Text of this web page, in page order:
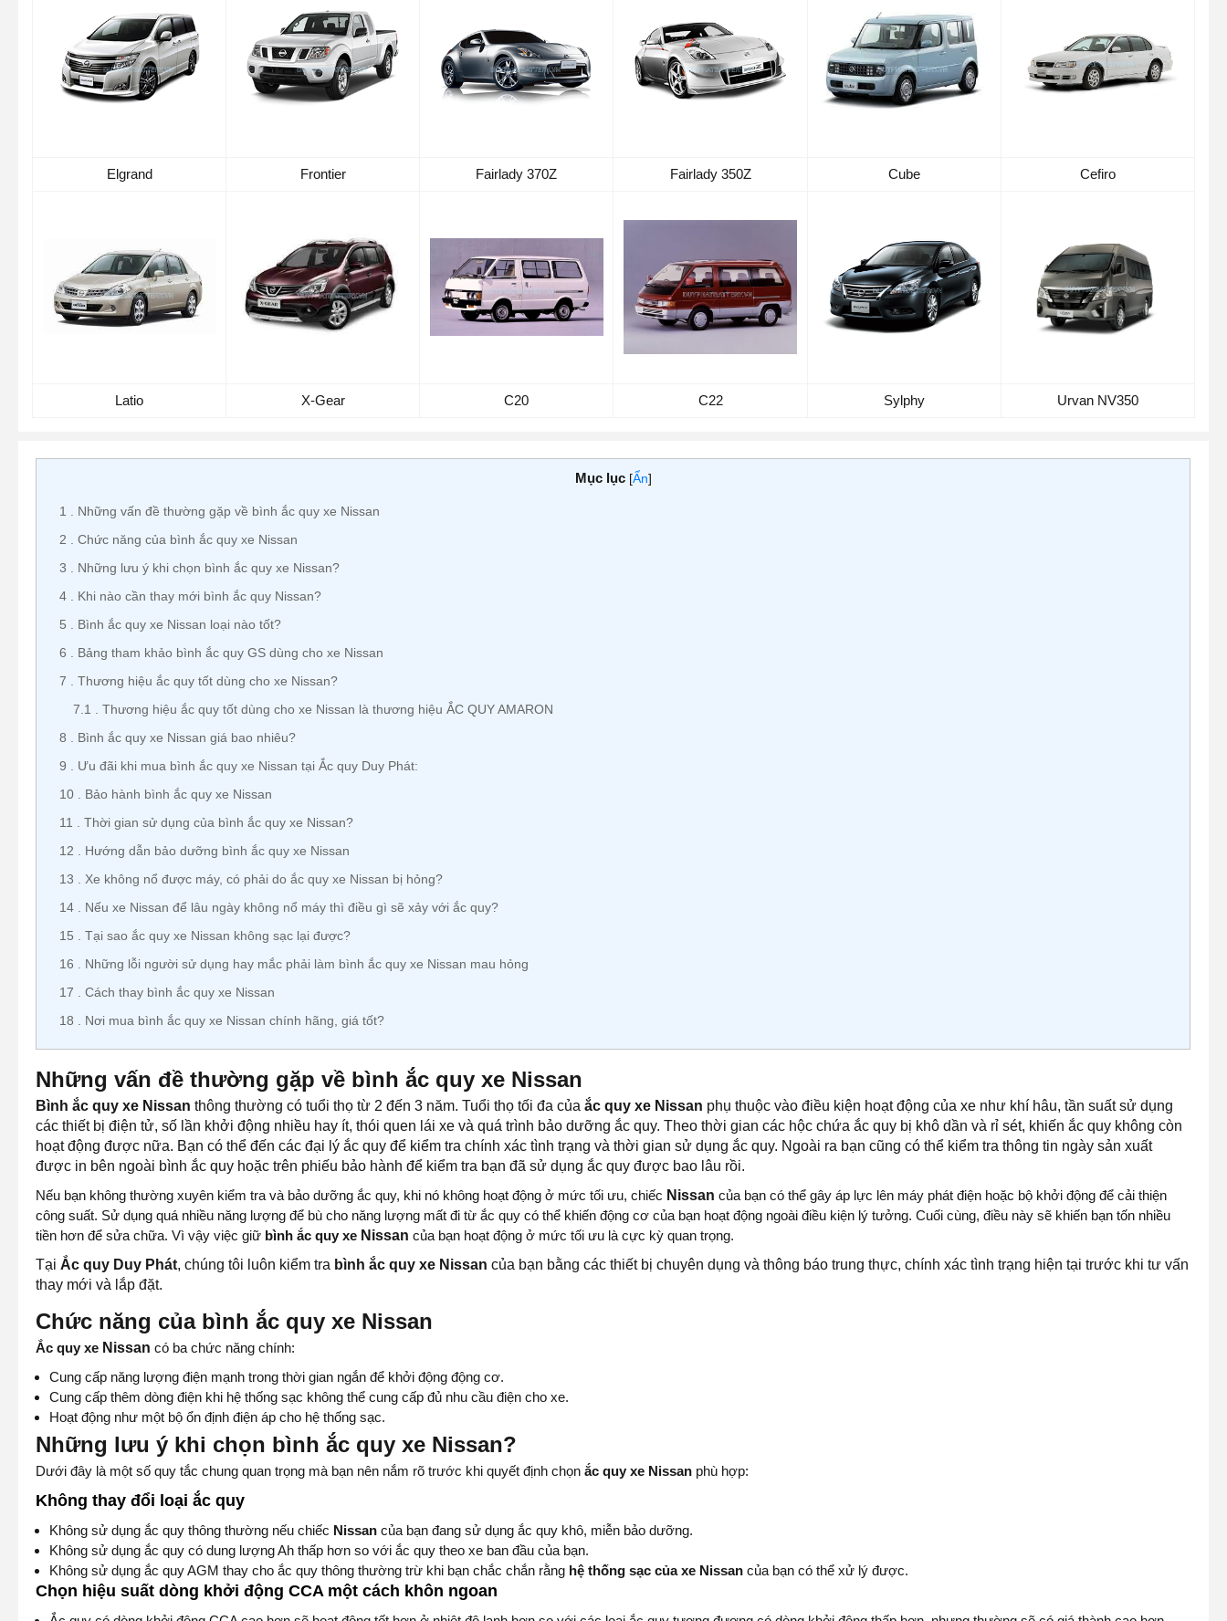
Elgrand Frontier Fairlady 370Z Fairlady 350Z Cube Cefiro
Latio X-Gear C20 C22 Sylphy Urvan NV350
Mục lục [Ẩn]
1
Những vấn đề thường gặp về bình ắc quy xe Nissan
2
Chức năng của bình ắc quy xe Nissan
3
Những lưu ý khi chọn bình ắc quy xe Nissan?
4
Khi nào cần thay mới bình ắc quy Nissan?
5
Bình ắc quy xe Nissan loại nào tốt?
6
Bảng tham khảo bình ắc quy GS dùng cho xe Nissan
7
Thương hiệu ắc quy tốt dùng cho xe Nissan?
7.1
Thương hiệu ắc quy tốt dùng cho xe Nissan là thương hiệu ẮC QUY AMARON
8
Bình ắc quy xe Nissan giá bao nhiêu?
9
Ưu đãi khi mua bình ắc quy xe Nissan tại Ắc quy Duy Phát:
10
Bảo hành bình ắc quy xe Nissan
11
Thời gian sử dụng của bình ắc quy xe Nissan?
12
Hướng dẫn bảo dưỡng bình ắc quy xe Nissan
13
Xe không nổ được máy, có phải do ắc quy xe Nissan bị hỏng?
14
Nếu xe Nissan để lâu ngày không nổ máy thì điều gì sẽ xảy với ắc quy?
15
Tại sao ắc quy xe Nissan không sạc lại được?
16
Những lỗi người sử dụng hay mắc phải làm bình ắc quy xe Nissan mau hỏng
17
Cách thay bình ắc quy xe Nissan
18
Nơi mua bình ắc quy xe Nissan chính hãng, giá tốt?
Những vấn đề thường gặp về bình ắc quy xe Nissan
Bình ắc quy xe Nissanthông thường có tuổi thọ từ 2 đến 3 năm. Tuổi thọ tối đa củaắc quy xe Nissan phụ thuộc vào điều kiện hoạt động của xe như khí hâu, tần suất sử dụng
các thiết bị điện tử, số lần khởi động nhiều hay ít, thói quen lái xe và quá trình bảo dưỡng ắc quy. Theo thời gian các hộc chứa ắc quy bị khô dần và rỉ sét, khiến ắc quy không còn
hoạt động được nữa. Bạn có thể đến các đại lý ắc quy để kiểm tra chính xác tình trạng và thời gian sử dụng ắc quy. Ngoài ra bạn cũng có thể kiểm tra thông tin ngày sản xuất
được in bên ngoài bình ắc quy hoặc trên phiếu bảo hành để kiểm tra bạn đã sử dụng ắc quy được bao lâu rồi.
Nếu bạn không thường xuyên kiểm tra và bảo dưỡng ắc quy, khi nó không hoạt động ở mức tối ưu, chiếc Nissan của bạn có thể gây áp lực lên máy phát điện hoặc bộ khởi động để cải thiện
công suất. Sử dụng quá nhiều năng lượng để bù cho năng lượng mất đi từ ắc quy có thể khiến động cơ của bạn hoạt động ngoài điều kiện lý tưởng. Cuối cùng, điều này sẽ khiến bạn tốn nhiều
tiền hơn để sửa chữa. Vì vậy việc giữ bình ắc quy xe Nissan của bạn hoạt động ở mức tối ưu là cực kỳ quan trọng.
Tại Ắc quy Duy Phát, chúng tôi luôn kiểm tra bình ắc quy xe Nissan của bạn bằng các thiết bị chuyên dụng và thông báo trung thực, chính xác tình trạng hiện tại trước khi tư vấn
thay mới và lắp đặt.
Chức năng của bình ắc quy xe Nissan
Ắc quy xe Nissan có ba chức năng chính:
Cung cấp năng lượng điện mạnh trong thời gian ngắn để khởi động động cơ.
Cung cấp thêm dòng điện khi hệ thống sạc không thể cung cấp đủ nhu cầu điện cho xe.
Hoạt động như một bộ ổn định điện áp cho hệ thống sạc.
Những lưu ý khi chọn bình ắc quy xe Nissan?
Dưới đây là một số quy tắc chung quan trọng mà bạn nên nắm rõ trước khi quyết định chọnắc quy xe Nissan phù hợp:
Không thay đổi loại ắc quy
Không sử dụng ắc quy thông thường nếu chiếc Nissan của bạn đang sử dụng ắc quy khô, miễn bảo dưỡng.
Không sử dụng ắc quy có dung lượng Ah thấp hơn so với ắc quy theo xe ban đầu của bạn.
Không sử dụng ắc quy AGM thay cho ắc quy thông thường trừ khi bạn chắc chắn rằng hệ thống sạc của xe Nissan của bạn có thể xử lý được.
Chọn hiệu suất dòng khởi động CCA một cách khôn ngoan